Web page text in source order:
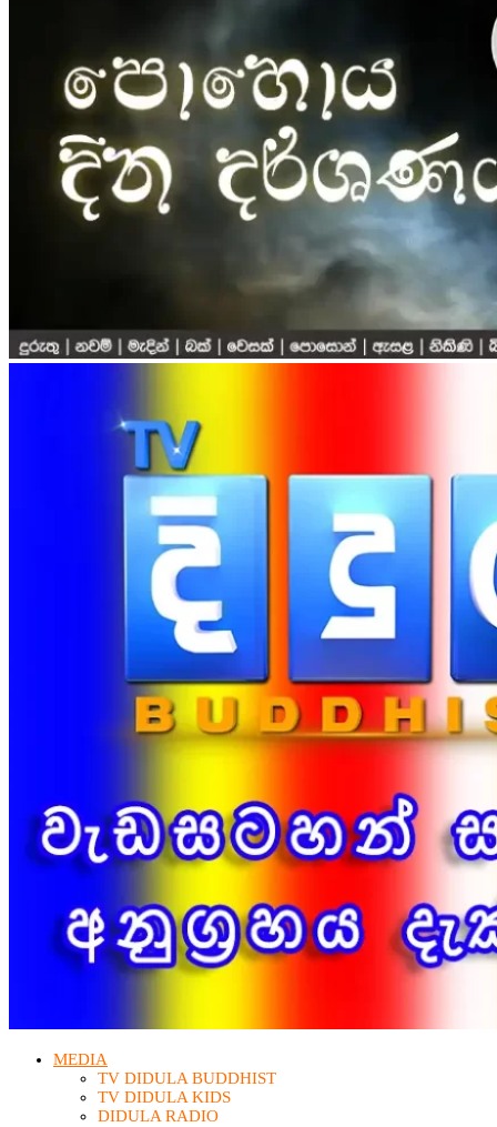
MEDIA
TV DIDULA BUDDHIST​
TV DIDULA KIDS
DIDULA RADIO